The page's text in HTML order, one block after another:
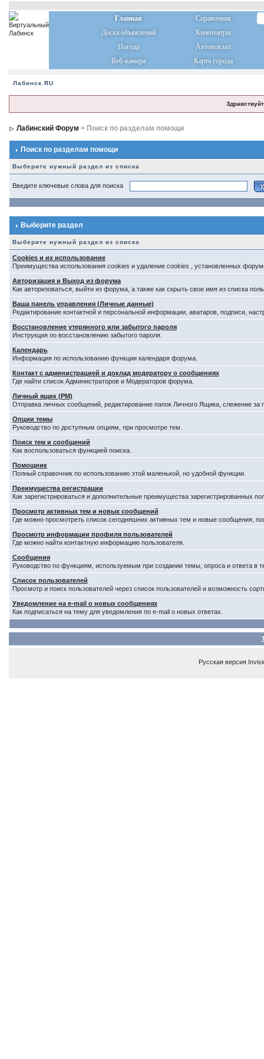
Главная
Справочная
Доска объявлений
Кинотеатры
Погода
Автовокзал
Веб-камера
Карта города
Лабинск.RU
Лабинский Форум > Поиск по разделам помощи
Поиск по разделам помощи
Выберите нужный раздел из списка
Введите ключевые слова для поиска
Выберите раздел
Выберите нужный раздел из списка
Cookies и их использование
Преимущества использования cookies и удаление cookies , установленных
Авторизация и Выход из форума
Как авторизоваться, выйти из форума, а также как скрыть свое имя из списка
Ваша панель управления (Личные данные)
Редактирование контактной и персональной информации, аватаров, подписи,
Восстановление утерянного или забытого пароля
Инструкция по восстановлению забытого пароля.
Календарь
Информация по использованию функции календаря форума.
Контакт с администрацией и доклад модератору о сообщениях
Где найти список Администраторов и Модераторов форума.
Личный ящик (PM)
Отправка личных сообщений, редактирование папок Личного Ящика, слежение
Опции темы
Руководство по доступным опциям, при просмотре тем.
Поиск тем и сообщений
Как воспользоваться функцией поиска.
Помощник
Полный справочник по использованию этой маленькой, но удобной функции.
Преимущества регистрации
Как зарегистрироваться и дополнительные преимущества зарегистрированных
Просмотр активных тем и новых сообщений
Где можно просмотреть список сегодняшних активных тем и новые сообщения,
Просмотр информации профиля пользователей
Где можно найти контактную информацию пользователя.
Сообщения
Руководство по функциям, используемым при создании темы, опроса и ответа в
Список пользователей
Просмотр и поиск пользователей через список пользователей и возможность
Уведомление на e-mail о новых сообщениях
Как подписаться на тему для уведомления по e-mail о новых ответах.
Русская версия